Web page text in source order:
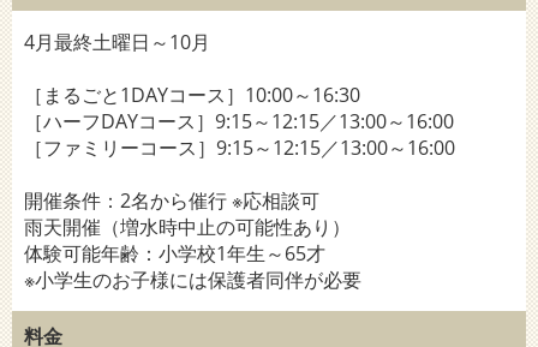
4月最終土曜日～10月
［まるごと1DAYコース］10:00～16:30
［ハーフDAYコース］9:15～12:15／13:00～16:00
［ファミリーコース］9:15～12:15／13:00～16:00
開催条件：2名から催行 ※応相談可
雨天開催（増水時中止の可能性あり）
体験可能年齢：小学校1年生～65才
※小学生のお子様には保護者同伴が必要
料金